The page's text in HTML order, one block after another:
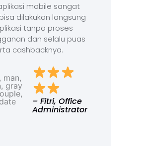
mobile sangat
dilakukan langsung
tanpa proses
dan selalu puas
cashbacknya.
– Fitri, Office
Administrator